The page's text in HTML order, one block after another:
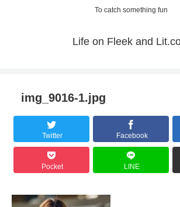
To catch something fun
Life on Fleek and
img_9016-1.jpg
Twitter Facebook
Pocket LINE